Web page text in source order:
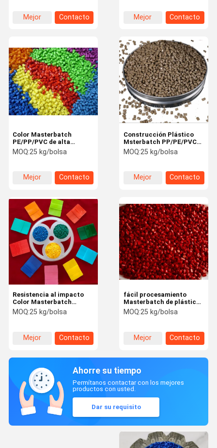
Mejor
Contacto
Mejor
Contacto
Color Masterbatch
PE/PP/PVC de alta
resistencia a la llama
MOQ:25 kg/bolsa
Mejor
Contacto
Construcción Plástico
Msterbatch PP/PE/PVC
de alta eficiencia
Dispersión fácil
MOQ:25 kg/bolsa
Mejor
Contacto
Resistencia al impacto
Color Masterbatch
personalizable para
tubos PPR/PE/PVC
MOQ:25 kg/bolsa
Mejor
Contacto
fácil procesamiento
Masterbatch de plástico
de alta resistencia y
flexibilidad
MOQ:25 kg/bolsa
Mejor
Contacto
Ahorre su tiempo
Permítanos contactar con los mejores
productos con usted.
Dar su requisito